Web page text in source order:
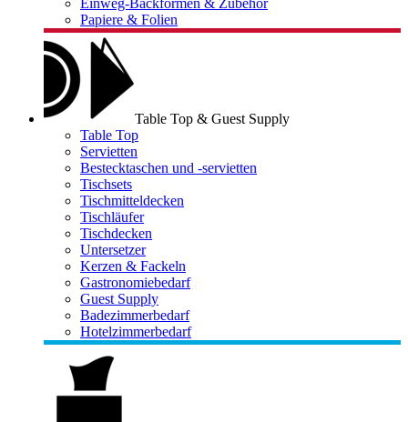
Einweg-Backformen & Zubehör
Papiere & Folien
Table Top & Guest Supply
Table Top
Servietten
Bestecktaschen und -servietten
Tischsets
Tischmitteldecken
Tischläufer
Tischdecken
Untersetzer
Kerzen & Fackeln
Gastronomiebedarf
Guest Supply
Badezimmerbedarf
Hotelzimmerbedarf